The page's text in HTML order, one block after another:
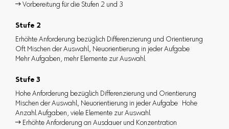
 Vorbereitung für die Stufen 2 und 3
Stufe 2
Erhöhte Anforderung bezüglich Differenzierung und Orientierung
Oft Mischen der Auswahl, Neuorientierung in jeder Aufgabe
Mehr Aufgaben, mehr Elemente zur Auswahl
Stufe 3
Hohe Anforderung bezüglich Differenzierung und Orientierung
Mischen der Auswahl, Neuorientierung in jeder Aufgabe Hohe
Anzahl Aufgaben, viele Elemente zur Auswahl
 Erhöhte Anforderung an Ausdauer und Konzentration